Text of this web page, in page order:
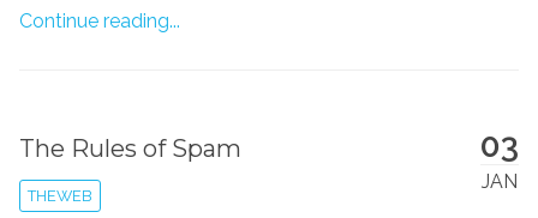
Continue reading...
03
JAN
The Rules of Spam
THEWEB